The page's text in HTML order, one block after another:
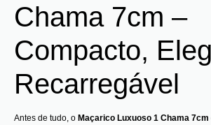
Chama 7cm –
Compacto,
Recarregável
Antes de tudo, o Maçarico Luxuoso 1 Chama 7cm